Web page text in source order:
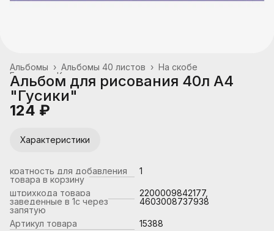
На скобе
Альбомы 40 листов ›
Альбомы ›
Канцтовары, школьные принадлежности
Главная
Альбом для рисования 40л А4
"Гусики"
124 ₽
Характеристики
кратность для добавления
товара в корзину
1
штрихкода товара
заведенные в 1с через
запятую
2200009842177,
4603008737938
Артикул товара
15388